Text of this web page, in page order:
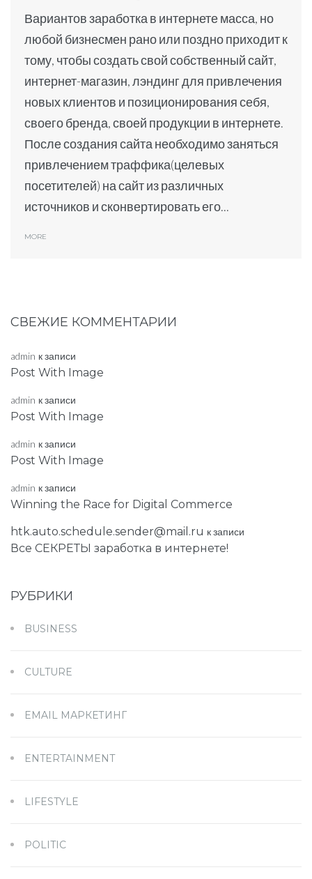
Вариантов заработка в интернете масса, но
любой бизнесмен рано или поздно приходит к
тому, чтобы создать свой собственный сайт,
интернет-магазин, лэндинг для привлечения
новых клиентов и позиционирования себя,
своего бренда, своей продукции в интернете.
После создания сайта необходимо заняться
привлечением траффика(целевых
посетителей) на сайт из различных
источников и сконвертировать его...
MORE
СВЕЖИЕ КОММЕНТАРИИ
admin к записи
Post With Image
admin к записи
Post With Image
admin к записи
Post With Image
admin к записи
Winning the Race for Digital Commerce
htk.auto.schedule.sender@mail.ru к записи
Все СЕКРЕТЫ заработка в интернете!
РУБРИКИ
BUSINESS
CULTURE
EMAIL МАРКЕТИНГ
ENTERTAINMENT
LIFESTYLE
POLITIC